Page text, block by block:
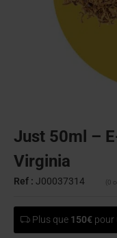
Just 50ml –
Virginia
Ref : J00037314 (0
Plus que 150€ pour